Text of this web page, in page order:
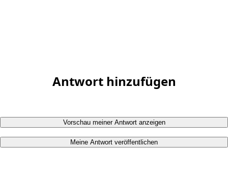
Antwort hinzufügen
Vorschau meiner Antwort anzeigen
Meine Antwort veröffentlichen